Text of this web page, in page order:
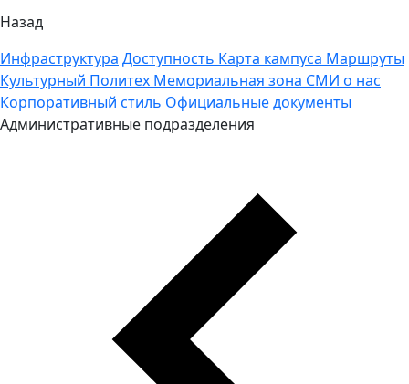
Назад
Инфраструктура Доступность Карта кампуса Маршруты
Культурный Политех Мемориальная зона СМИ о нас
Корпоративный стиль Официальные документы
Административные подразделения